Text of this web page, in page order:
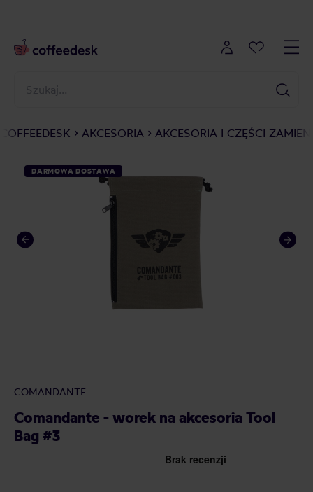
COFFEEDESK AKCESORIA AKCESORIA I CZĘŚCI
DARMOWA DOSTAWA
COMANDANTE
Comandante - worek na akcesoria Tool
Bag #3